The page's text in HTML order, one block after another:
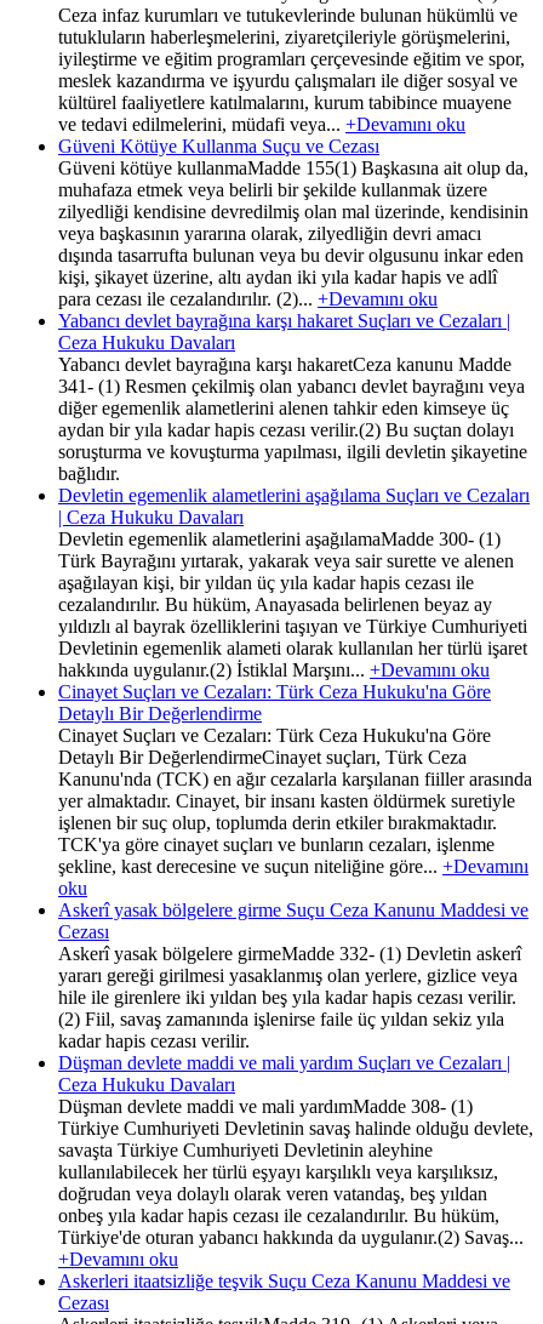
Ceza infaz kurumları ve tutukevlerinde bulunan hükümlü ve
tutukluların haberleşmelerini, ziyaretçileriyle görüşmelerini,
iyileştirme ve eğitim programları çerçevesinde eğitim ve spor,
meslek kazandırma ve işyurdu çalışmaları ile diğer sosyal ve
kültürel faaliyetlere katılmalarını, kurum tabibince muayene
ve tedavi edilmelerini, müdafi veya... +Devamını oku
Güveni Kötüye Kullanma Suçu ve Cezası
Güveni kötüye kullanmaMadde 155(1) Başkasına ait olup da,
muhafaza etmek veya belirli bir şekilde kullanmak üzere
zilyedliği kendisine devredilmiş olan mal üzerinde, kendisinin
veya başkasının yararına olarak, zilyedliğin devri amacı
dışında tasarrufta bulunan veya bu devir olgusunu inkar eden
kişi, şikayet üzerine, altı aydan iki yıla kadar hapis ve adlî
para cezası ile cezalandırılır. (2)... +Devamını oku
Yabancı devlet bayrağına karşı hakaret Suçları ve Cezaları |
Ceza Hukuku Davaları
Yabancı devlet bayrağına karşı hakaretCeza kanunu Madde
341- (1) Resmen çekilmiş olan yabancı devlet bayrağını veya
diğer egemenlik alametlerini alenen tahkir eden kimseye üç
aydan bir yıla kadar hapis cezası verilir.(2) Bu suçtan dolayı
soruşturma ve kovuşturma yapılması, ilgili devletin şikayetine
bağlıdır.
Devletin egemenlik alametlerini aşağılama Suçları ve Cezaları
| Ceza Hukuku Davaları
Devletin egemenlik alametlerini aşağılamaMadde 300- (1)
Türk Bayrağını yırtarak, yakarak veya sair surette ve alenen
aşağılayan kişi, bir yıldan üç yıla kadar hapis cezası ile
cezalandırılır. Bu hüküm, Anayasada belirlenen beyaz ay
yıldızlı al bayrak özelliklerini taşıyan ve Türkiye Cumhuriyeti
Devletinin egemenlik alameti olarak kullanılan her türlü işaret
hakkında uygulanır.(2) İstiklal Marşını... +Devamını oku
Cinayet Suçları ve Cezaları: Türk Ceza Hukuku'na Göre
Detaylı Bir Değerlendirme
Cinayet Suçları ve Cezaları: Türk Ceza Hukuku'na Göre
Detaylı Bir DeğerlendirmeCinayet suçları, Türk Ceza
Kanunu'nda (TCK) en ağır cezalarla karşılanan fiiller arasında
yer almaktadır. Cinayet, bir insanı kasten öldürmek suretiyle
işlenen bir suç olup, toplumda derin etkiler bırakmaktadır.
TCK'ya göre cinayet suçları ve bunların cezaları, işlenme
şekline, kast derecesine ve suçun niteliğine göre... +Devamını
oku
Askerî yasak bölgelere girme Suçu Ceza Kanunu Maddesi ve
Cezası
Askerî yasak bölgelere girmeMadde 332- (1) Devletin askerî
yararı gereği girilmesi yasaklanmış olan yerlere, gizlice veya
hile ile girenlere iki yıldan beş yıla kadar hapis cezası verilir.
(2) Fiil, savaş zamanında işlenirse faile üç yıldan sekiz yıla
kadar hapis cezası verilir.
Düşman devlete maddi ve mali yardım Suçları ve Cezaları |
Ceza Hukuku Davaları
Düşman devlete maddi ve mali yardımMadde 308- (1)
Türkiye Cumhuriyeti Devletinin savaş halinde olduğu devlete,
savaşta Türkiye Cumhuriyeti Devletinin aleyhine
kullanılabilecek her türlü eşyayı karşılıklı veya karşılıksız,
doğrudan veya dolaylı olarak veren vatandaş, beş yıldan
onbeş yıla kadar hapis cezası ile cezalandırılır. Bu hüküm,
Türkiye'de oturan yabancı hakkında da uygulanır.(2) Savaş...
+Devamını oku
Askerleri itaatsizliğe teşvik Suçu Ceza Kanunu Maddesi ve
Cezası